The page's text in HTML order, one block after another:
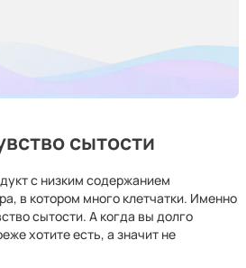
сытости
с низким содержанием
в котором много клетчатки. Именно
сытости. А когда вы долго
хотите есть, а значит не